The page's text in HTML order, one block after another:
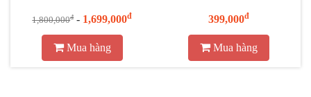
399,000
Mua hàng
-9,472,000
Mua hàng